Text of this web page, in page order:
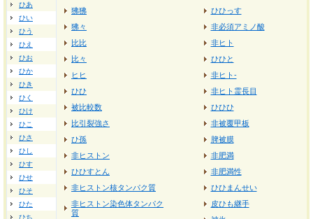
ひあ
ひい
ひう
ひえ
ひお
ひか
ひき
ひく
ひけ
ひこ
ひさ
ひし
ひす
ひせ
ひそ
ひた
ひち
狒狒
狒々
比比
比々
ヒヒ
ひひ
被比較数
比引裂強さ
ひ孫
非ヒストン
ひひすとん
非ヒストン核タンパク質
非ヒストン染色体タンパク
質
ひひっす
非必須アミノ酸
非ヒト
ひひと
非ヒト-
非ヒト霊長目
ひひひ
非被覆甲板
脾被膜
非肥満
非肥満性
ひひまんせい
皮ひも継手